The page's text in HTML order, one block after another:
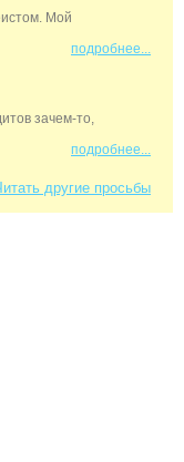
Мой
подробнее...
зачем-то,
подробнее...
другие просьбы